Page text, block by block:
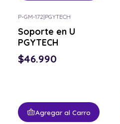
P-GM-172|PGYTECH
Soporte en U
PGYTECH
$46.990
Agregar al Carro